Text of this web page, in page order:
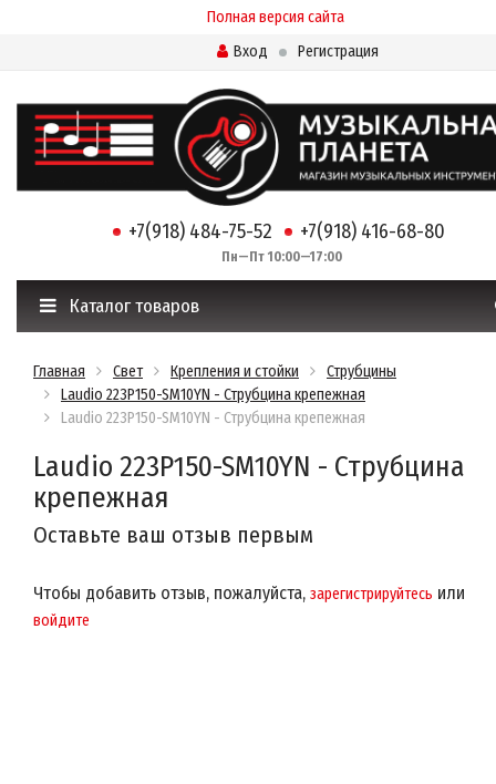
Полная версия сайта
Вход
Регистрация
+7(918) 484-75-52 +7(918) 416-68-80
Пн—Пт 10:00—17:00
Каталог товаров
Главная Свет Крепления и стойки
Струбцины
Laudio 223P150-SM10YN - Струбцина крепежная
Laudio 223P150-SM10YN - Струбцина крепежная
Laudio 223P150-SM10YN - Струбцина
крепежная
Оставьте ваш отзыв первым
Чтобы добавить отзыв, пожалуйста, зарегистрируйтесь или
войдите